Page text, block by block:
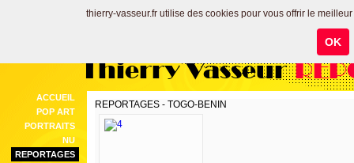
Thierry Vasseur
ACCUEIL
POP ART
PORTRAITS
NU
REPORTAGES
REPORTAGES - TOGO-BENIN
thierry-vasseur.fr utilise des cookies pour vous offrir le
OK